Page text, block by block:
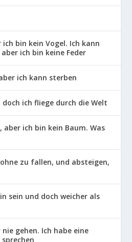
ich bin kein Vogel. Ich kann
ich bin keine Feder
ich kann sterben
doch ich fliege durch die Welt
aber ich bin kein Baum. Was
zu fallen, und absteigen,
sein und doch weicher als
gehen. Ich habe eine